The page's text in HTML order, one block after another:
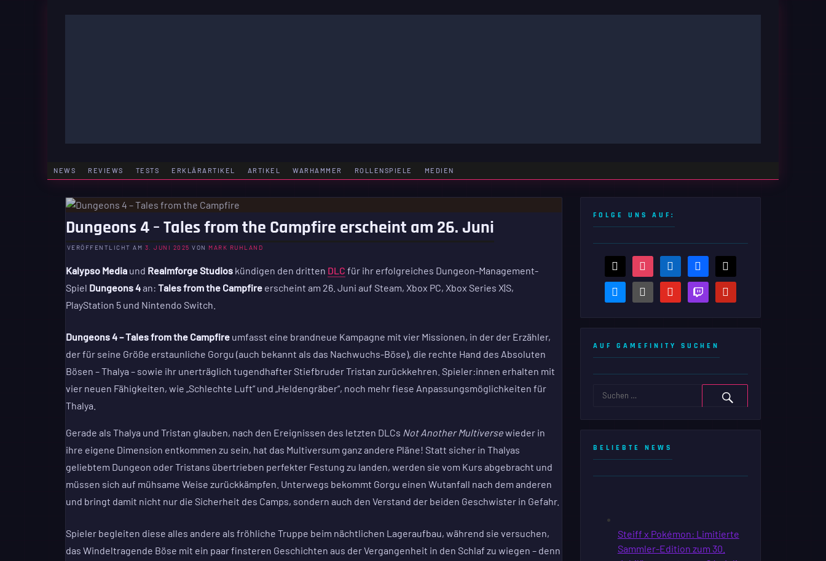
NEWS REVIEWS TESTS ERKLÄRARTIKEL ARTIKEL WARHAMMER ROLLENSPIELE MEDIEN
Dungeons 4 – Tales from the Campfire erscheint am 26. Juni
VERÖFFENTLICHT AM 3. JUNI 2025 VON MARK RUHLAND
Kalypso Media und Realmforge Studios kündigen den dritten DLC für ihr erfolgreiches Dungeon-Management-
Spiel Dungeons 4an: Tales from the Campfireerscheint am 26. Juni auf Steam, Xbox PC, Xbox Series X|S,
PlayStation 5 und Nintendo Switch.
Dungeons 4 – Tales from the Campfireumfasst eine brandneue Kampagne mit vier Missionen, in der der Erzähler,
der für seine Größe erstaunliche Gorgu (auch bekannt als das Nachwuchs-Böse), die rechte Hand des Absoluten
Bösen – Thalya – sowie ihr unerträglich tugendhafter Stiefbruder Tristan zurückkehren. Spieler:innen erhalten mit
vier neuen Fähigkeiten, wie „Schlechte Luft“ und „Heldengräber“, noch mehr fiese Anpassungsmöglichkeiten für
Thalya.
Gerade als Thalya und Tristan glauben, nach den Ereignissen des letzten DLCs Not Another Multiversewieder in
ihre eigene Dimension entkommen zu sein, hat das Multiversum ganz andere Pläne! Statt sicher in Thalyas
geliebtem Dungeon oder Tristans übertrieben perfekter Festung zu landen, werden sie vom Kurs abgebracht und
müssen sich auf mühsame Weise zurückkämpfen. Unterwegs bekommt Gorgu einen Wutanfall nach dem anderen
und bringt damit nicht nur die Sicherheit des Camps, sondern auch den Verstand der beiden Geschwister in Gefahr.
Spieler begleiten diese alles andere als fröhliche Truppe beim nächtlichen Lageraufbau, während sie versuchen,
das Windeltragende Böse mit ein paar finsteren Geschichten aus der Vergangenheit in den Schlaf zu wiegen – denn
FOLGE UNS AUF:
threads instagramlinkedin facebook
bluesky steam-
square
youtubetwitch pinterest
AUF GAMEFINITY SUCHEN
BELIEBTE NEWS